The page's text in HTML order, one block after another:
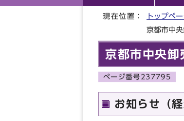
現在位置： トップペ
京都市中
京都市中央
ページ番号237795
お知らせ（経